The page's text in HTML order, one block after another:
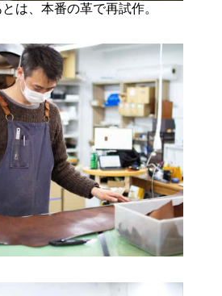
は、本番の革で再試作。